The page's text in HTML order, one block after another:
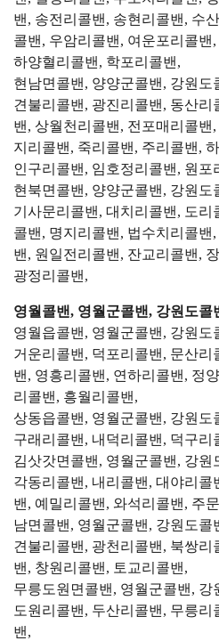
밴, 송전리콜밴, 송현리콜밴, 수
콜밴, 우암리콜밴, 여운포리콜밴
하양혈리콜밴, 학포리콜밴,
현남면콜밴, 양양군콜밴, 강원도
견불리콜밴, 광진리콜밴, 동산리
밴, 상월천리콜밴, 전포매리콜밴
지리콜밴, 죽리콜밴, 주리콜밴,
인구리콜밴, 임호정리콜밴, 원포
현북면콜밴, 양양군콜밴, 강원도
기사문리콜밴, 대치리콜밴, 도리
콜밴, 명지리콜밴, 법수치리콜밴
밴, 원일전리콜밴, 잔교리콜밴,
광정리콜밴,
영월콜밴, 영월군콜밴, 강원도콜
영월읍콜밴, 영월군콜밴, 강원도
거운리콜밴, 덕포리콜밴, 문산리
밴, 영흥리콜밴, 연하리콜밴, 정
리콜밴, 흥월리콜밴,
상동읍콜밴, 영월군콜밴, 강원도
구래리콜밴, 내덕리콜밴, 덕구리
김삿갓면콜밴, 영월군콜밴, 강원
각동리콜밴, 내리콜밴, 대야리콜
밴, 예밀리콜밴, 와석리콜밴, 주
남면콜밴, 영월군콜밴, 강원도콜
견불리콜밴, 광천리콜밴, 북쌍리
밴, 창원리콜밴, 토교리콜밴,
무릉도원면콜밴, 영월군콜밴, 강
도원리콜밴, 두산리콜밴, 무릉
밴,